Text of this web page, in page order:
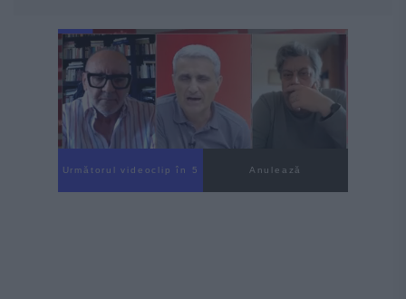
Următorul videoclip în 4 Anulează